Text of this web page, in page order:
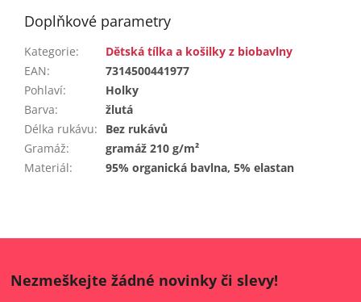
Doplňkové parametry
Kategorie:
Dětská tílka a košilky z biobavlny
EAN:
7314500441977
Pohlaví:
Holky
Barva:
žlutá
Délka rukávu:
Bez rukávů
Gramáž:
gramáž 210 g/m²
Materiál: 95% organická bavlna, 5% elastan
Nezmeškejte žádné novinky či slevy!